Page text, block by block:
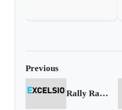
Previous
Rally Raid de los Andes recorre Boyacá